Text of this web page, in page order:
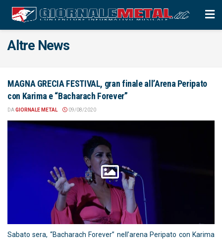
Altre News
MAGNA GRECIA FESTIVAL, gran finale all’Arena Peripato
con Karima e “Bacharach Forever”
DAGIORNALE METAL 09/08/2020
Sabato sera, “Bacharach Forever” nell’arena Peripato con Karima